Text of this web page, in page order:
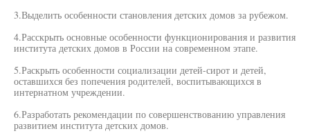
3.Выделить особенности становления детских домов за рубежом.
4.Расскрыть основные особенности функционирования и развития
института детских домов в России на современном этапе.
5.Раскрыть особенности социализации детей-сирот и детей,
оставшихся без попечения родителей, воспитывающихся в
интернатном учреждении.
6.Разработать рекомендации по совершенствованию управления
развитием института детских домов.